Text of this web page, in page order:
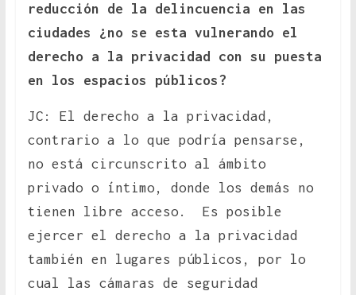
reducción de la delincuencia en las
ciudades ¿no se esta vulnerando el
derecho a la privacidad con su puesta
en los espacios públicos?
JC: El derecho a la privacidad,
contrario a lo que podría pensarse,
no está circunscrito al ámbito
privado o íntimo, donde los demás no
tienen libre acceso. Es posible
ejercer el derecho a la privacidad
también en lugares públicos, por lo
cual las cámaras de seguridad